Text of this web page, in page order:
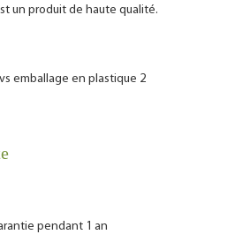
un produit de haute qualité.
pendant 1 an